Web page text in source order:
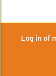
Log in of